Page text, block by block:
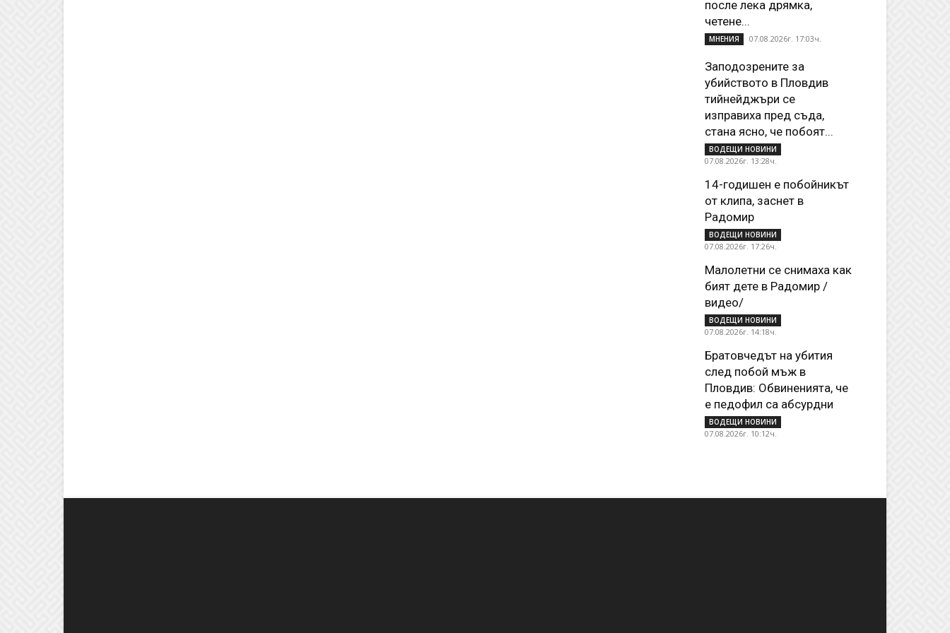
после лека дрямка,
четене...
МНЕНИЯ 07.08.2026г. 17:03ч.
Заподозрените за
убийството в Пловдив
тийнейджъри се
изправиха пред съда,
стана ясно, че побоят...
ВОДЕЩИ НОВИНИ
07.08.2026г. 13:28ч.
14-годишен е побойникът
от клипа, заснет в
Радомир
ВОДЕЩИ НОВИНИ
07.08.2026г. 17:26ч.
Малолетни се снимаха как
бият дете в Радомир /
видео/
ВОДЕЩИ НОВИНИ
07.08.2026г. 14:18ч.
Братовчедът на убития
след побой мъж в
Пловдив: Обвиненията, че
е педофил са абсурдни
ВОДЕЩИ НОВИНИ
07.08.2026г. 10:12ч.